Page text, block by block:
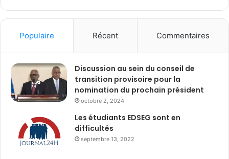
Populaire Récent Commentaires
Discussion au sein du conseil de
transition provisoire pour la
nomination du prochain président
octobre 2, 2024
Les étudiants EDSEG sont en
difficultés
septembre 13, 2022